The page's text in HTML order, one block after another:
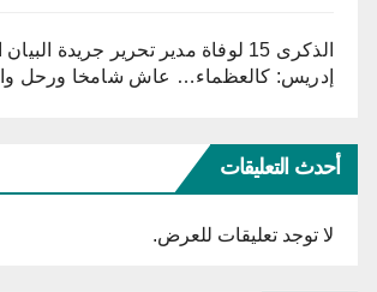
الذكرى 15 لوفاة مدير تحرير جريدة
إدريس: كالعظماء… عاش شامخا ورحل
أحدث التعليقات
لا توجد تعليقات للعرض.